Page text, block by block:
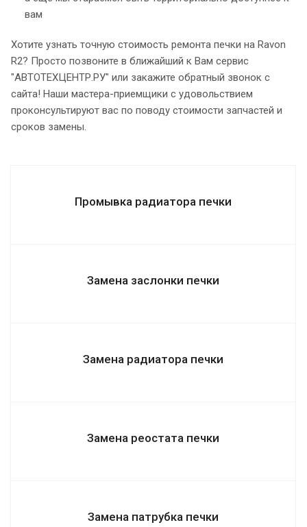
вам
Хотите узнать точную стоимость ремонта печки на Ravon
R2? Просто позвоните в ближайший к Вам сервис
"АВТОТЕХЦЕНТР.РУ" или закажите обратный звонок с
сайта! Наши мастера-приемщики с удовольствием
проконсультируют вас по поводу стоимости запчастей и
сроков замены.
Промывка радиатора печки
Замена заслонки печки
Замена радиатора печки
Замена реостата печки
Замена патрубка печки